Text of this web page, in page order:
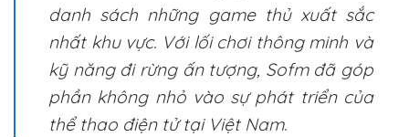
danh sách những game thủ xuất sắc
nhất khu vực. Với lối chơi thông minh và
kỹ năng đi rừng ấn tượng, Sofm đã góp
phần không nhỏ vào sự phát triển của
thể thao điện tử tại Việt Nam.